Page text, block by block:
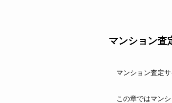
マンション査
マンション査定
この章ではマン